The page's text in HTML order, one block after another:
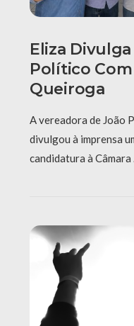
Eliza
Político
Queiroga
A vereadora de João
divulgou à imprensa
candidatura à Câmara